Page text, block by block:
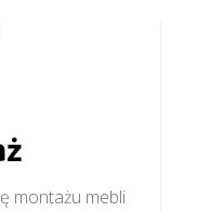
montażu mebli